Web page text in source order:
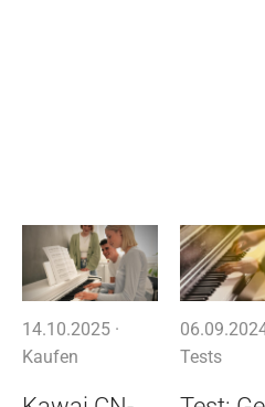
14.10.2025 ·
Kaufen
Tests